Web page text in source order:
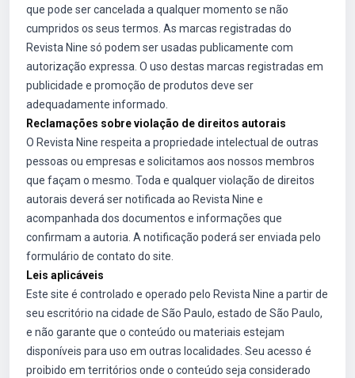
que pode ser cancelada a qualquer momento se não
cumpridos os seus termos. As marcas registradas do
Revista Nine só podem ser usadas publicamente com
autorização expressa. O uso destas marcas registradas em
publicidade e promoção de produtos deve ser
adequadamente informado.
Reclamações sobre violação de direitos autorais
O Revista Nine respeita a propriedade intelectual de outras
pessoas ou empresas e solicitamos aos nossos membros
que façam o mesmo. Toda e qualquer violação de direitos
autorais deverá ser notificada ao Revista Nine e
acompanhada dos documentos e informações que
confirmam a autoria. A notificação poderá ser enviada pelo
formulário de contato do site.
Leis aplicáveis
Este site é controlado e operado pelo Revista Nine a partir de
seu escritório na cidade de São Paulo, estado de São Paulo,
e não garante que o conteúdo ou materiais estejam
disponíveis para uso em outras localidades. Seu acesso é
proibido em territórios onde o conteúdo seja considerado